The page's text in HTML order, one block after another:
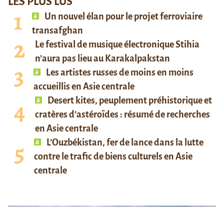
Un nouvel élan pour le projet ferroviaire
transafghan
Le festival de musique électronique Stihia
n’aura pas lieu au Karakalpakstan
Les artistes russes de moins en moins
accueillis en Asie centrale
Desert kites, peuplement préhistorique et
cratères d’astéroïdes : résumé de recherches
en Asie centrale
L’Ouzbékistan, fer de lance dans la lutte
contre le trafic de biens culturels en Asie
centrale